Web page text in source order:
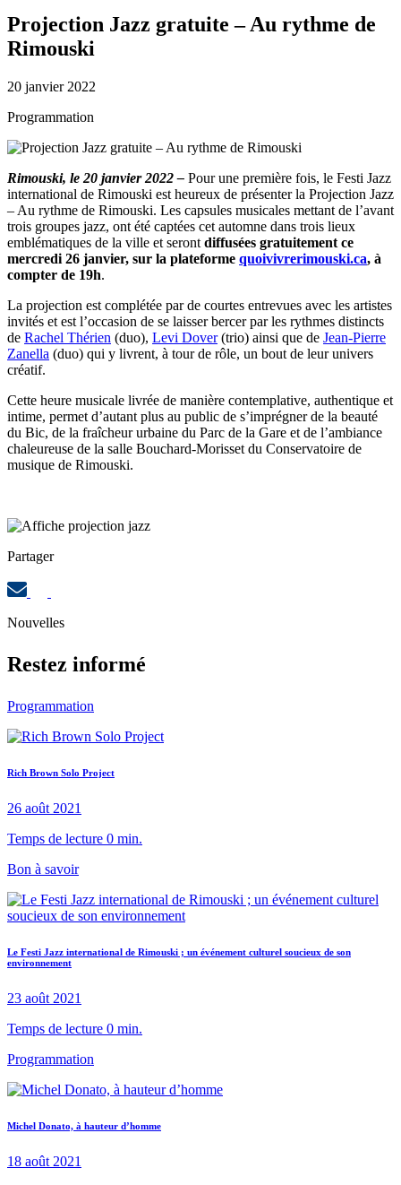
Projection Jazz gratuite – Au rythme de
Rimouski
20 janvier 2022
Programmation
Rimouski, le 20 janvier 2022 – Pour une première fois, le Festi Jazz
international de Rimouski est heureux de présenter la Projection Jazz
– Au rythme de Rimouski. Les capsules musicales mettant de l’avant
trois groupes jazz, ont été captées cet automne dans trois lieux
emblématiques de la ville et seront diffusées gratuitement ce
mercredi 26 janvier, sur la plateforme quoivivrerimouski.ca, à
compter de 19h.
La projection est complétée par de courtes entrevues avec les artistes
invités et est l’occasion de se laisser bercer par les rythmes distincts
de Rachel Thérien (duo), Levi Dover(trio) ainsi que de Jean-Pierre
Zanella (duo) qui y livrent, à tour de rôle, un bout de leur univers
créatif.
Cette heure musicale livrée de manière contemplative, authentique et
intime, permet d’autant plus au public de s’imprégner de la beauté
du Bic, de la fraîcheur urbaine du Parc de la Gare et de l’ambiance
chaleureuse de la salle Bouchard-Morisset du Conservatoire de
musique de Rimouski.
Partager
Nouvelles
Restez informé
Programmation
Rich Brown Solo Project
26 août 2021
Temps de lecture 0 min.
Bon à savoir
Le Festi Jazz international de Rimouski ; un événement culturel soucieux de son
environnement
23 août 2021
Temps de lecture 0 min.
Programmation
Michel Donato, à hauteur d’homme
18 août 2021